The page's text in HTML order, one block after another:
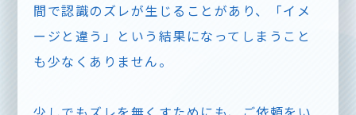
間で認識のズレが生じることがあり、「イメ
ージと違う」という結果になってしまうこと
も少なくありません。